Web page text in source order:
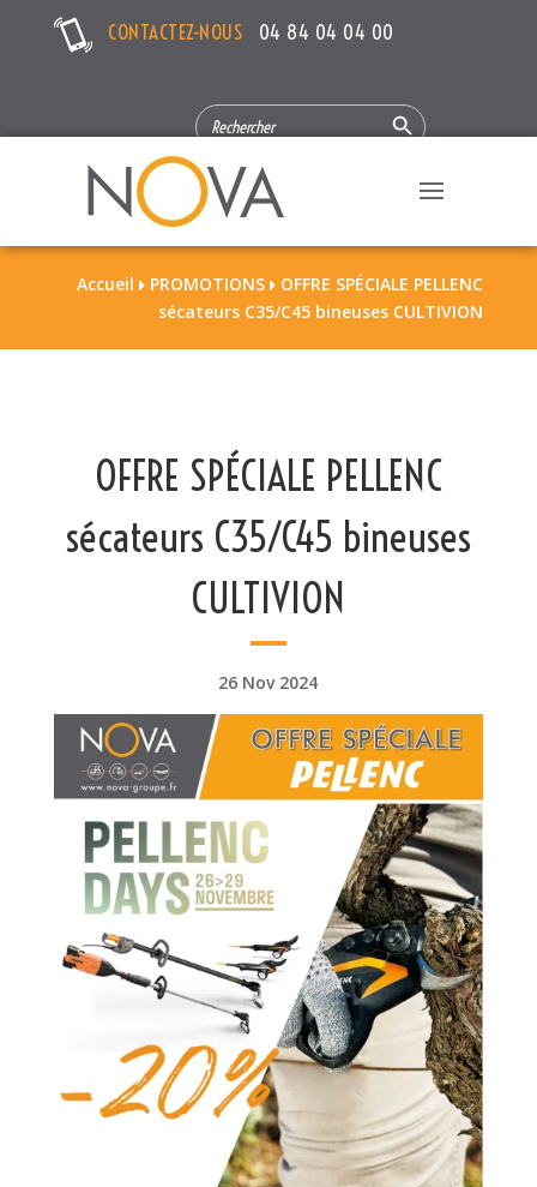
CONTACTEZ-NOUS 04 84 04 04 00
SEARCH
FOR:
Search Button
Accueil  PROMOTIONS  OFFRE SPÉCIALE PELLENC
sécateurs C35/C45 bineuses CULTIVION
OFFRE SPÉCIALE PELLENC
sécateurs C35/C45 bineuses
CULTIVION
26 Nov 2024